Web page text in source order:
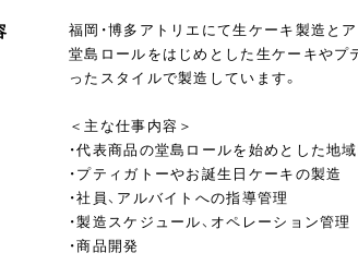
福岡・博多アトリエにて生ケーキ製造と
堂島ロールをはじめとした生ケーキやプ
ったスタイルで製造しています。
＜主な仕事内容＞
・代表商品の堂島ロールを始めとした地
・プティガトーやお誕生日ケーキの製造
・社員、アルバイトへの指導管理
・製造スケジュール、オペレーション管理
・商品開発